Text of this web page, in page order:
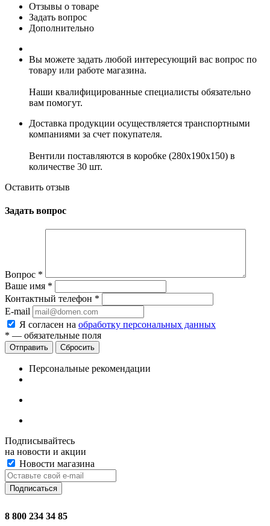
Отзывы о товаре
Задать вопрос
Дополнительно
Вы можете задать любой интересующий вас вопрос по
товару или работе магазина.
Наши квалифицированные специалисты обязательно
вам помогут.
Доставка продукции осуществляется транспортными
компаниями за счет покупателя.
Вентили поставляются в коробке (280x190x150) в
количестве 30 шт.
Оставить отзыв
Задать вопрос
Вопрос *
Ваше имя *
Контактный телефон *
E-mail
Я согласен на обработку персональных данных
* — обязательные поля
Сбросить
Персональные рекомендации
Подписывайтесь
на новости и акции
Новости магазина
8 800 234 34 85